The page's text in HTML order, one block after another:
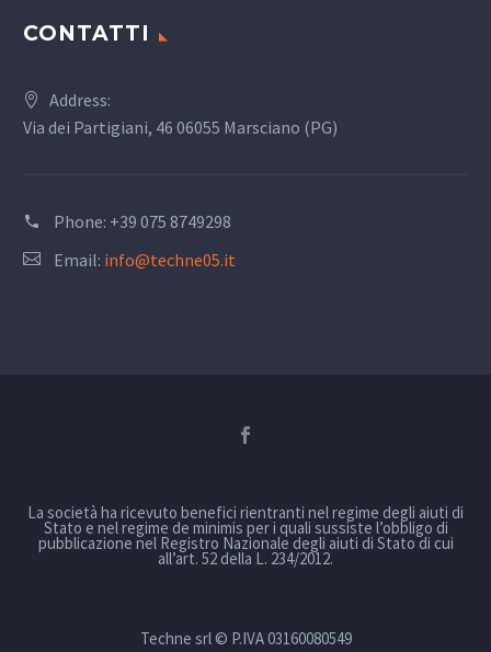
CONTATTI
Address:
Via dei Partigiani, 46 06055 Marsciano (PG)
Phone: +39 075 8749298
Email: info@techne05.it
La società ha ricevuto benefici rientranti nel regime degli aiuti di
Stato e nel regime de minimis per i quali sussiste l’obbligo di
pubblicazione nel Registro Nazionale degli aiuti di Stato di cui
all’art. 52 della L. 234/2012.
Techne srl © P.IVA 03160080549